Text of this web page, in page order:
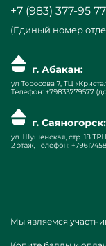
+7 (983) 377-95 77
(Единый номер
Мы являемся